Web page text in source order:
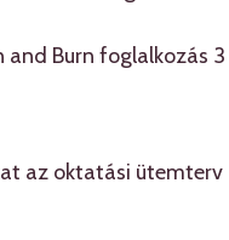
and Burn foglalkozás 3
az oktatási ütemterv